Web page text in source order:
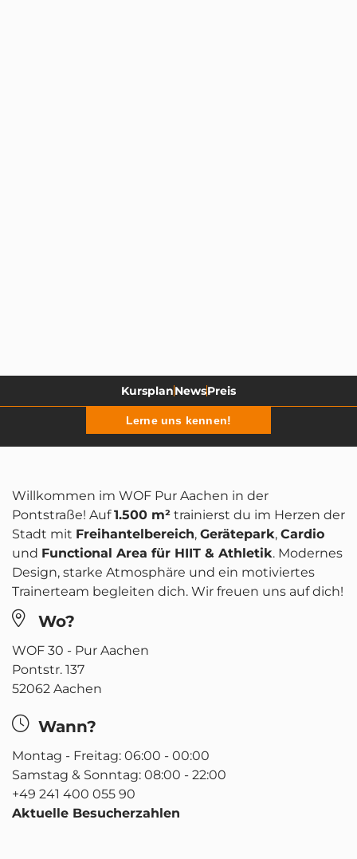
KursplanNewsPreis
Lerne uns kennen!
Willkommen im WOF Pur Aachen in der
Pontstraße! Auf1.500 m² trainierst du im Herzen der
Stadt mit Freihantelbereich, Gerätepark, Cardio
und Functional Area für HIIT & Athletik. Modernes
Design, starke Atmosphäre und ein motiviertes
Trainerteam begleiten dich. Wir freuen uns auf dich!
Wo?
WOF 30 - Pur Aachen
Pontstr. 137
52062 Aachen
Wann?
Montag - Freitag: 06:00 - 00:00
Samstag & Sonntag: 08:00 - 22:00
+49 241 400 055 90
Aktuelle Besucherzahlen